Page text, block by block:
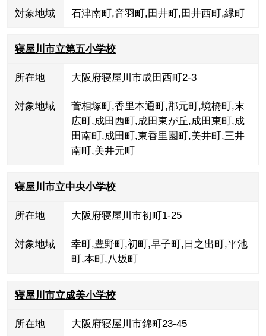
対象地域 石津南町,音羽町,田井町,田井西町,緑町
寝屋川市立第五小学校
所在地 大阪府寝屋川市成田西町2-3
対象地域 菅相塚町 ,香里本通町 ,郡元町 ,境橋町 ,末
広町 ,成田西町 ,成田東が丘,成田東町 ,成
田南町 ,成田町 ,東香里園町 ,美井町 ,三井
南町 ,美井元町
寝屋川市立中央小学校
所在地 大阪府寝屋川市初町1-25
対象地域 幸町 ,豊野町 ,初町 ,早子町 , 日之出町 ,平池
町 ,本町 ,八坂町
寝屋川市立成美小学校
所在地 大阪府寝屋川市錦町23-45